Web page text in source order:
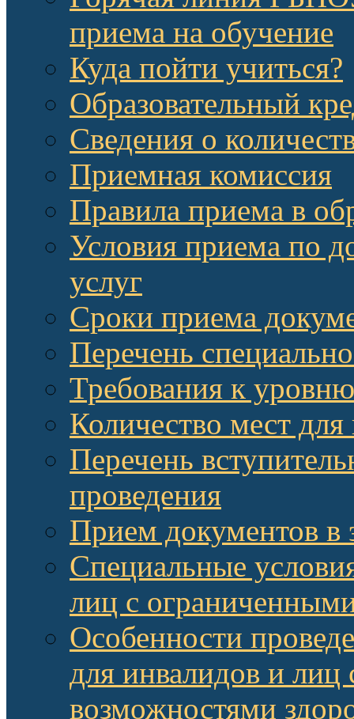
приема на обучение
Куда пойти учиться?
Образовательный
Сведения о
Приемная комиссия
Правила приема в
Условия приема по
услуг
Сроки приема
Перечень
Требования к
Количество мест
Перечень
проведения
Прием документов в
Специальные
лиц с
Особенности
для инвалидов и
возможностями